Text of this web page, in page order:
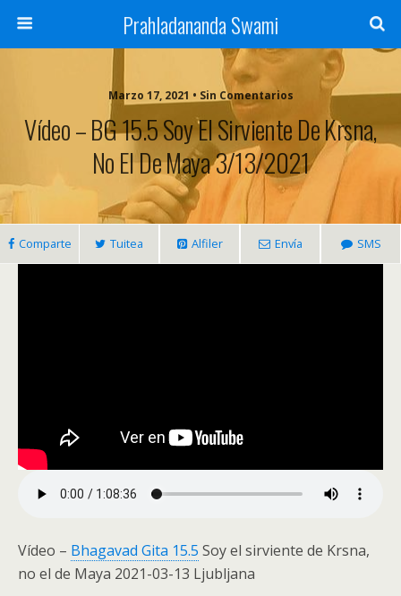
Prahladananda Swami
Marzo 17, 2021 • Sin Comentarios
Vídeo – BG 15.5 Soy El Sirviente De Krsna,
No El De Maya 3/13/2021
Comparte Tuitea Alfiler Envía SMS
Vídeo – Bhagavad Gita 15.5 Soy el sirviente de Krsna,
no el de Maya 2021-03-13 Ljubljana